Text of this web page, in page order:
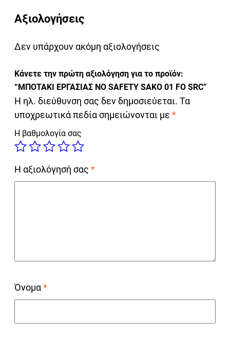
Αξιολογήσεις
Δεν υπάρχουν ακόμη αξιολογήσεις
Κάνετε την πρώτη αξιολόγηση για το προϊόν:
“ΜΠΟΤΑΚΙ ΕΡΓΑΣΙΑΣ NO SAFETY SAKO 01 FO SRC”
Η ηλ. διεύθυνση σας δεν δημοσιεύεται. Τα
υποχρεωτικά πεδία σημειώνονται με *
Η βαθμολογία σας
Η αξιολόγησή σας *
Όνομα*